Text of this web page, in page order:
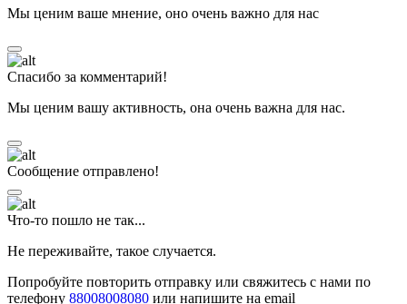
Мы ценим ваше мнение, оно очень важно для нас
Спасибо за комментарий!
Мы ценим вашу активность, она очень важна для нас.
Сообщение отправлено!
Что-то пошло не так...
Не переживайте, такое случается.
Попробуйте повторить отправку или свяжитесь с нами по
телефону 88008008080 или напишите на email